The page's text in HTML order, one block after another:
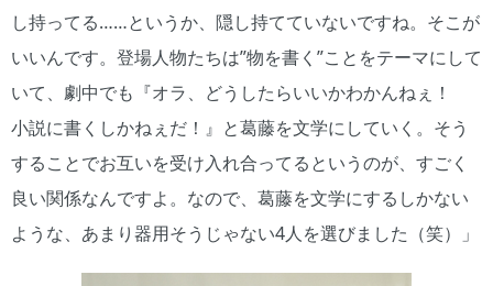
し持ってる……というか、隠し持てていないですね。そこが
いいんです。登場人物たちは”物を書く”ことをテーマにして
いて、劇中でも『オラ、どうしたらいいかわかんねぇ！
小説に書くしかねぇだ！』と葛藤を文学にしていく。そう
することでお互いを受け入れ合ってるというのが、すごく
良い関係なんですよ。なので、葛藤を文学にするしかない
ような、あまり器用そうじゃない4人を選びました（笑）」